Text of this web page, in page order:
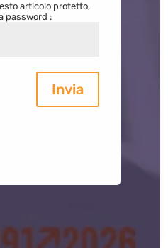
articolo protetto,
password :
Invia